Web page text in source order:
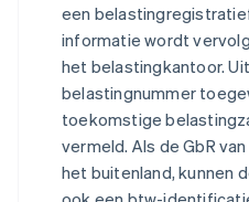
een
informatie wordt
het belastingkantoor.
belastingnummer
toekomstige
vermeld. Als de GbR
het buitenland, kunnen